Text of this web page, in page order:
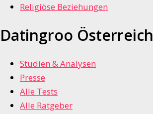
Religiöse Beziehungen
Datingroo Österreich
Studien & Analysen
Presse
Alle Tests
Alle Ratgeber